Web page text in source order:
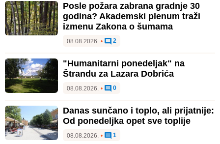
Posle požara zabrana gradnje 30
godina? Akademski plenum traži
izmenu Zakona o šumama
08.08.2026. • 2
"Humanitarni ponedeljak" na
Štrandu za Lazara Dobrića
08.08.2026. • 0
Danas sunčano i toplo, ali prijatnije:
Od ponedeljka opet sve toplije
08.08.2026. • 1